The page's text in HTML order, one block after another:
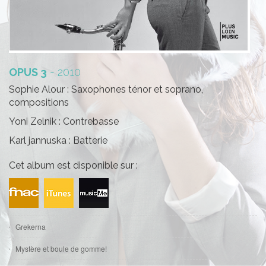
OPUS 3 - 2010
Sophie Alour : Saxophones ténor et soprano,
compositions
Yoni Zelnik : Contrebasse
Karl jannuska : Batterie
Cet album est disponible sur :
Grekerna
Mystère et boule de gomme!